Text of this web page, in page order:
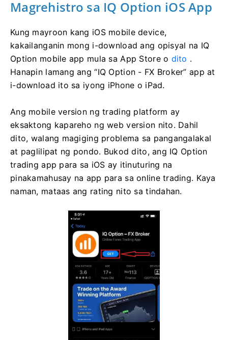
Magrehistro sa IQ Option iOS App
Kung mayroon kang iOS mobile device,
kakailanganin mong i-download ang opisyal na IQ
Option mobile app mula sa App Store o dito .
Hanapin lamang ang “IQ Option - FX Broker” app at
i-download ito sa iyong iPhone o iPad.
Ang mobile version ng trading platform ay
eksaktong kapareho ng web version nito. Dahil
dito, walang magiging problema sa pangangalakal
at paglilipat ng pondo. Bukod dito, ang IQ Option
trading app para sa iOS ay itinuturing na
pinakamahusay na app para sa online trading. Kaya
naman, mataas ang rating nito sa tindahan.